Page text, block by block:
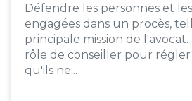
Défendre les personnes et
engagées dans un procès,
principale mission de
rôle de conseiller pour régler
qu'ils ne...